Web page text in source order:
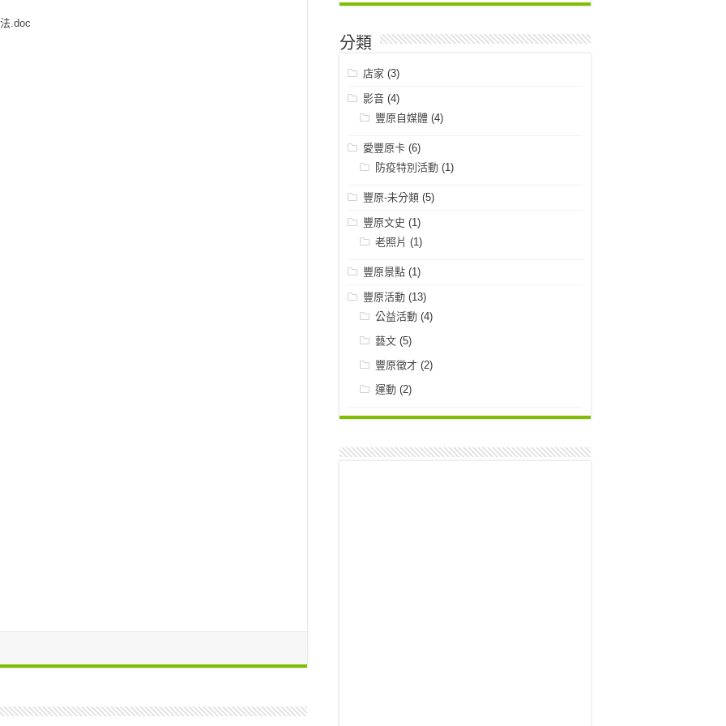
.doc
分類
店家 (3)
影音(4)
豐原自媒體(4)
愛豐原卡(6)
防疫特別活動(1)
豐原-未分類(5)
豐原文史 (1)
老照片 (1)
豐原景點(1)
豐原活動(13)
公益活動(4)
藝文(5)
豐原徵才(2)
運動(2)